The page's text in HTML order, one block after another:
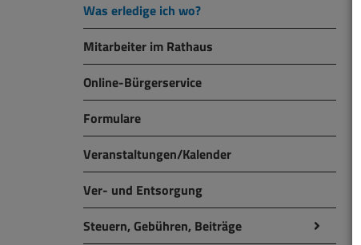
Was erledige ich wo?
Mitarbeiter im Rathaus
Online-Bürgerservice
Formulare
Veranstaltungen/Kalender
Ver- und Entsorgung
Steuern, Gebühren, Beiträge